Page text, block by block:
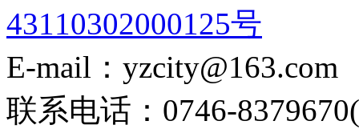
43110302000125号
E-mail：yzcity@163.com
联系电话：0746-